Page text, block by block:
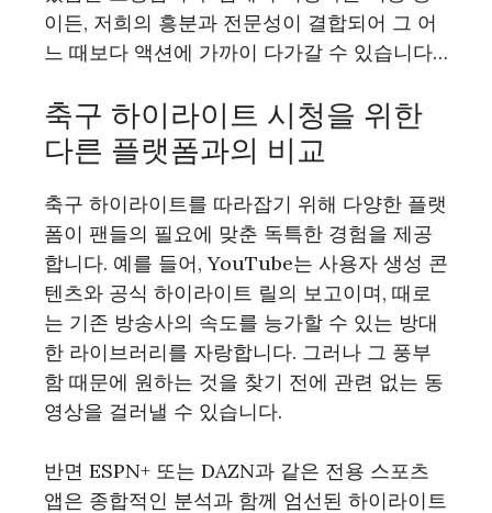
이든, 저희의 흥분과 전문성이 결합되어 그 어
느 때보다 액션에 가까이 다가갈 수 있습니다…
축구 하이라이트 시청을 위한
다른 플랫폼과의 비교
축구 하이라이트를 따라잡기 위해 다양한 플랫
폼이 팬들의 필요에 맞춘 독특한 경험을 제공
합니다. 예를 들어, YouTube는 사용자 생성 콘
텐츠와 공식 하이라이트 릴의 보고이며, 때로
는 기존 방송사의 속도를 능가할 수 있는 방대
한 라이브러리를 자랑합니다. 그러나 그 풍부
함 때문에 원하는 것을 찾기 전에 관련 없는 동
영상을 걸러낼 수 있습니다.
반면 ESPN+ 또는 DAZN과 같은 전용 스포츠
앱은 종합적인 분석과 함께 엄선된 하이라이트